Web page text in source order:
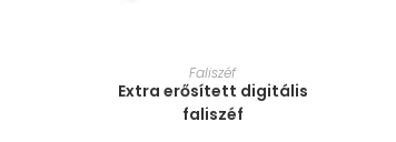
MÉRET VÁLASZTÁSA
Faliszéf
Extra erősített digitális
faliszéf